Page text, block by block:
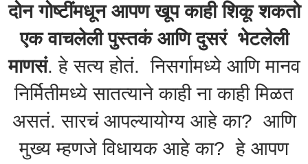
दोन गोष्टींमधून आपण खूप काही शिकू शकतो
एक वाचलेली पुस्तकं आणि दुसरं भेटलेली
माणसं. हे सत्य होतं. निसर्गामध्ये आणि मानव
निर्मितीमध्ये सातत्याने काही ना काही मिळत
असतं. सारचं आपल्यायोग्य आहे का? आणि
मुख्य म्हणजे विधायक आहे का? हे आपण